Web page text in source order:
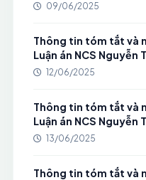
09/06/2025
Thông tin tóm tắt và
Luận án NCS Nguyễn
12/06/2025
Thông tin tóm tắt và
Luận án NCS Nguyễn
13/06/2025
Thông tin tóm tắt và